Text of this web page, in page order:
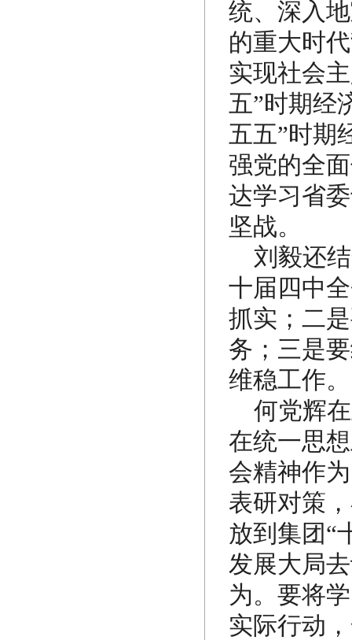
统、深入
的重大时
实现社会
五”时期经
五五”时期
强党的全
达学习省
坚战。
刘毅还
十届四中
抓实；二
务；三是
维稳工作
何党辉
在统一思
会精神作
表研对策
放到集团“
发展大局
为。要将
实际行动